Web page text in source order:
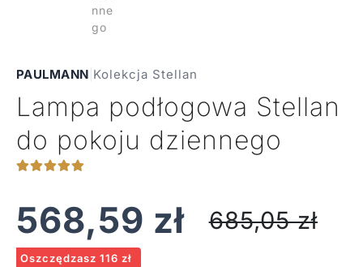
PAULMANN Kolekcja Stellan
Lampa podłogowa Stellan
do pokoju dziennego
568,59 zł 685,05zł
Oszczędzasz 116 zł